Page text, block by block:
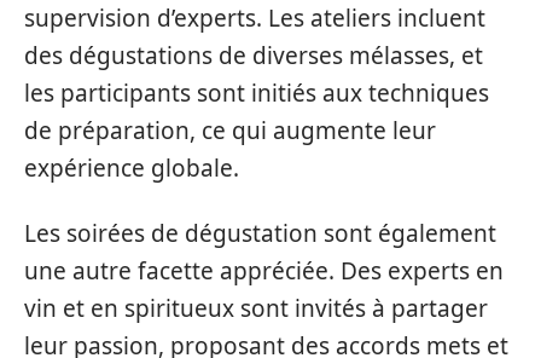
supervision d’experts. Les ateliers incluent
des dégustations de diverses mélasses, et
les participants sont initiés aux techniques
de préparation, ce qui augmente leur
expérience globale.
Les soirées de dégustation sont également
une autre facette appréciée. Des experts en
vin et en spiritueux sont invités à partager
leur passion, proposant des accords mets et